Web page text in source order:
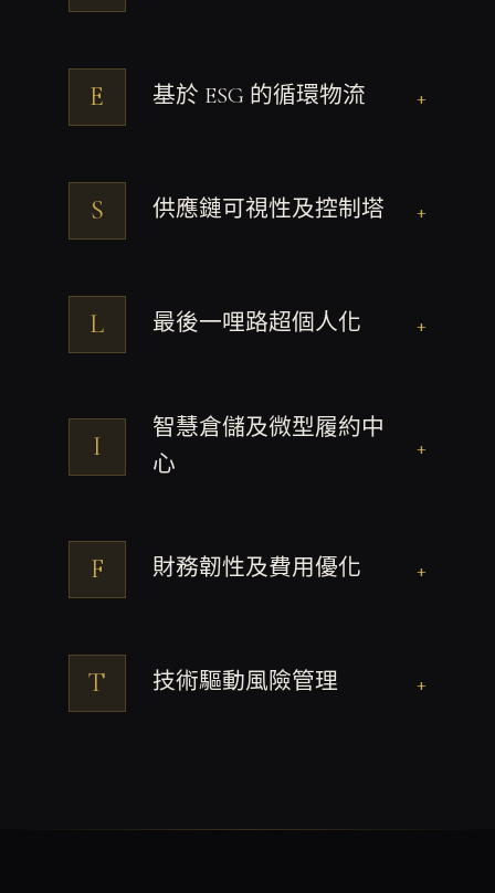
E 基於 ESG 的循環物流 +
S 供應鏈可視性及控制塔 +
L 最後一哩路超個人化 +
I
智慧倉儲及微型履約中
心
+
F 財務韌性及費用優化 +
T 技術驅動風險管理 +